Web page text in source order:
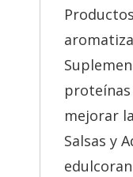
mejorar
Salsas y